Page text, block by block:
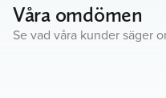
Våra omdömen
Se vad våra kunder säger